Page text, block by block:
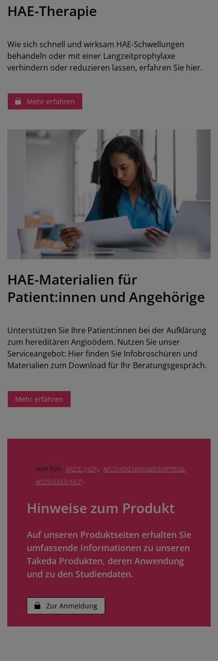
HAE-Therapie
Wie sich schnell und wirksam HAE-Schwellungen
behandeln oder mit einer Langzeitprophylaxe
verhindern oder reduzieren lassen, erfahren Sie hier.
Mehr erfahren
HAE-Materialien für
Patient:innen und Angehörige
Unterstützen Sie Ihre Patient:innen bei der Aufklärung
zum hereditären Angioödem. Nutzen Sie unser
Serviceangebot: Hier finden Sie Infobroschüren und
Materialien zum Download für Ihr Beratungsgespräch.
Mehr erfahren
NUR FÜR: ÄRZTE (HCP), APOTHEKENINHABER/APPROB.
APOTHEKER (HCP)
Hinweise zum Produkt
Auf unseren Produktseiten erhalten Sie
umfassende Informationen zu unseren
Takeda Produkten, deren Anwendung
und zu den Studiendaten.
Zur Anmeldung